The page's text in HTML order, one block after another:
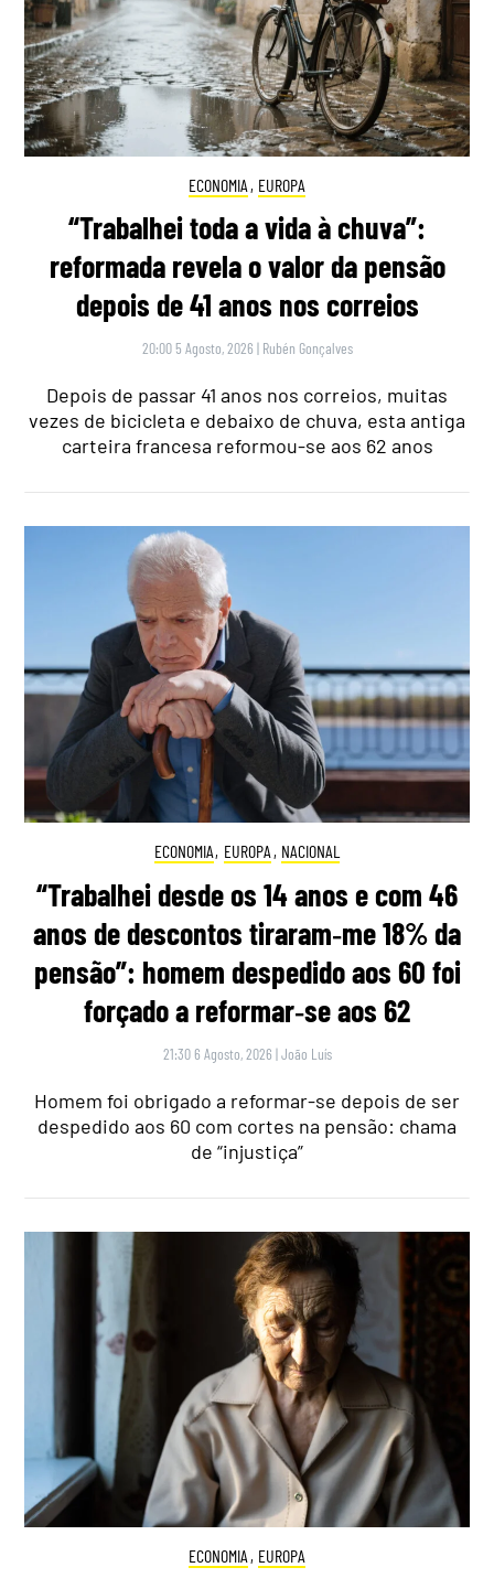
ECONOMIA , EUROPA
“Trabalhei toda a vida à chuva”:
reformada revela o valor da pensão
depois de 41 anos nos correios
20:00 5 Agosto, 2026 | Rubén Gonçalves
Depois de passar 41 anos nos correios, muitas
vezes de bicicleta e debaixo de chuva, esta antiga
carteira francesa reformou-se aos 62 anos
ECONOMIA, EUROPA , NACIONAL
“Trabalhei desde os 14 anos e com 46
anos de descontos tiraram‑me 18% da
pensão”: homem despedido aos 60 foi
forçado a reformar‑se aos 62
21:30 6 Agosto, 2026 |João Luís
Homem foi obrigado a reformar-se depois de ser
despedido aos 60 com cortes na pensão: chama
de “injustiça”
ECONOMIA , EUROPA